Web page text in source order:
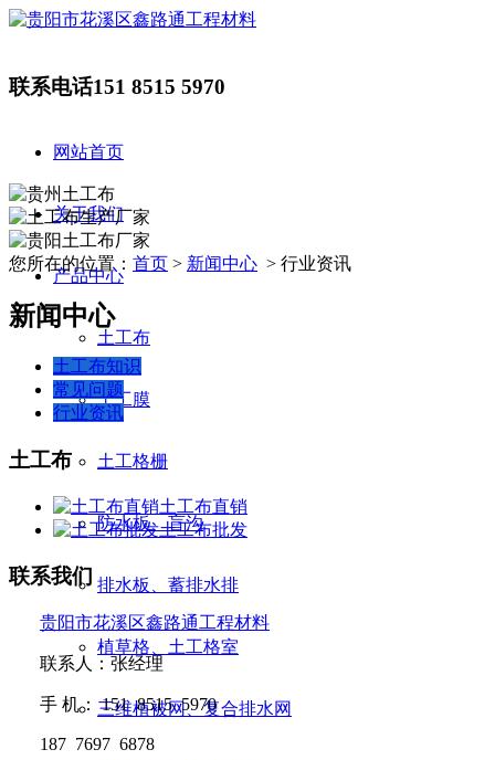
联系电话151 8515 5970
网站首页
关于我们
产品中心
土工布
土工膜
土工格栅
防水板、盲沟
排水板、蓄排水排
植草格、土工格室
三维植被网、复合排水网
您所在的位置： 首页 > 新闻中心 > 行业资讯
新闻中心
土工布知识
常见问题
行业资讯
土工布
土工布直销
土工布批发
联系我们
贵阳市花溪区鑫路通工程材料
联系人：张经理
手 机：151 8515 5970
187 7697 6878